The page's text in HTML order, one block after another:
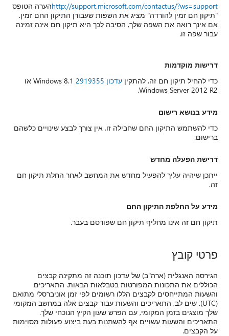
http://support.microsoft.com/contactus/?ws=supportהערה הטופס
"תיקון חם זמין להורדה" מציג את השפות שעבורן התיקון החם זמין.
אם אינך רואה את השפה שלך, הסיבה לכך היא תיקון חם אינה זמינה
עבור שפה זו.
דרישות מוקדמות
כדי להחיל תיקון חם זה, להתקיןעדכון 2919355
Windows 8.1 או
Windows Server 2012 R2.
מידע בנושא רישום
כדי להשתמש התיקון החם שחבילה זו, אין צורך לבצע שינויים כלשהם
ברישום.
דרישת הפעלה מחדש
ייתכן שיהיה עליך להפעיל מחדש את המחשב לאחר החלת תיקון חם
זה.
מידע על החלפת התיקון החם
תיקון חם זה אינו מחליף תיקון חם שפורסם בעבר.
פרטי קובץ
הגירסה האנגלית (ארה"ב) של עדכון תוכנה זה מתקינה קבצים
הכוללים את התכונות המפורטות בטבלאות הבאות. התאריכים
והשעות המתייחסים לקבצים הללו רשומים לפי זמן אוניברסלי מתואם
(UTC). שים לב, התאריכים והשעות עבור קבצים אלה במחשב המקומי
שלך מוצגים בזמן המקומי, עם הפרש שעון הקיץ הנוכחי שלך.
התאריכים והשעות עשויים אף להשתנות בעת ביצוע פעולות מסוימות
על הקבצים.